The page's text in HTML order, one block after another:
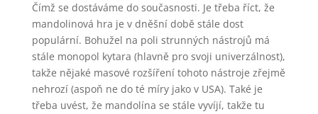
Čímž se dostáváme do současnosti. Je třeba říct, že
mandolinová hra je v dněšní době stále dost
populární. Bohužel na poli strunných nástrojů má
stále monopol kytara (hlavně pro svoji univerzálnost),
takže nějaké masové rozšíření tohoto nástroje zřejmě
nehrozí (aspoň ne do té míry jako v USA). Také je
třeba uvést, že mandolína se stále vyvíjí, takže tu